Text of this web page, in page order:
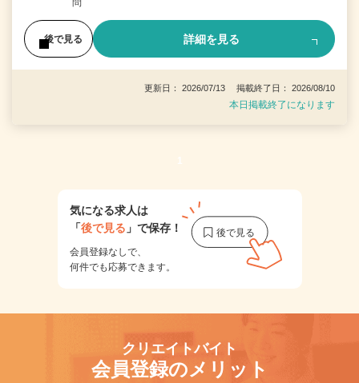
問
後で見る 詳細を見る
更新日： 2026/07/13 掲載終了日： 2026/08/10
本日掲載終了になります
1
気になる求人は
「後で見る 」で保存！
会員登録なしで、
何件でも応募できます。
クリエイトバイト
会員登録のメリット